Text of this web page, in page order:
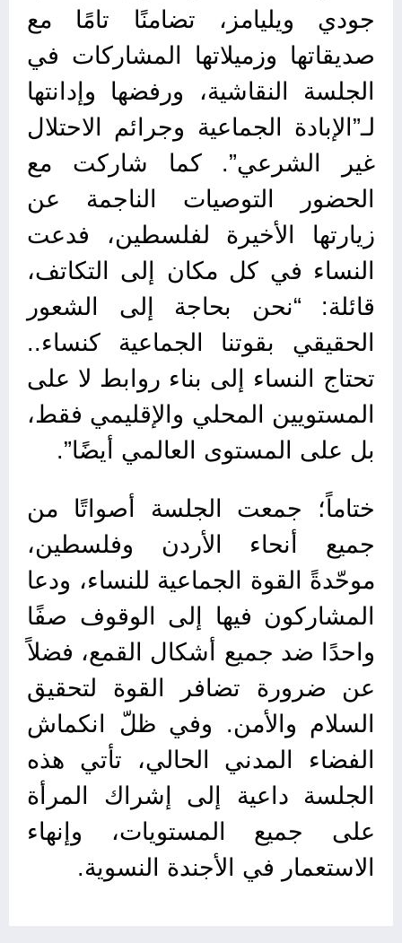
جودي ويليامز، تضامنًا تامًا مع
صديقاتها وزميلاتها المشاركات في
الجلسة النقاشية، ورفضها وإدانتها
لـ”الإبادة الجماعية وجرائم الاحتلال
غير الشرعي”. كما شاركت مع
الحضور التوصيات الناجمة عن
زيارتها الأخيرة لفلسطين، فدعت
النساء في كل مكان إلى التكاتف،
قائلة: “نحن بحاجة إلى الشعور
الحقيقي بقوتنا الجماعية كنساء..
تحتاج النساء إلى بناء روابط لا على
المستويين المحلي والإقليمي فقط،
بل على المستوى العالمي أيضًا”.
ختاماً؛ جمعت الجلسة أصواتًا من
جميع أنحاء الأردن وفلسطين،
موحّدةً القوة الجماعية للنساء، ودعا
المشاركون فيها إلى الوقوف صفًا
واحدًا ضد جميع أشكال القمع، فضلاً
عن ضرورة تضافر القوة لتحقيق
السلام والأمن. وفي ظلّ انكماش
الفضاء المدني الحالي، تأتي هذه
الجلسة داعية إلى إشراك المرأة
على جميع المستويات، وإنهاء
الاستعمار في الأجندة النسوية.